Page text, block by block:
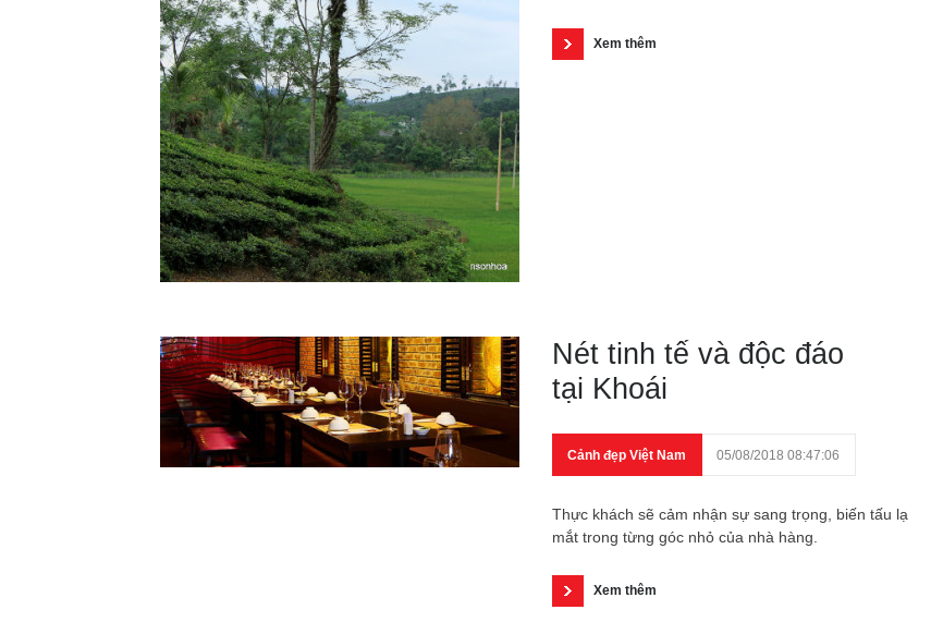
Xem thêm
Nét tinh tế và độc đáo
tại Khoái
Cảnh đẹp Việt Nam 05/08/2018 08:47:06
Thực khách sẽ cảm nhận sự sang trọng, biến tấu lạ
mắt trong từng góc nhỏ của nhà hàng.
Xem thêm